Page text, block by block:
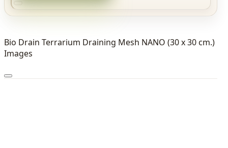
Bio Drain Terrarium Draining Mesh NANO (30 x 30 cm.)
Images